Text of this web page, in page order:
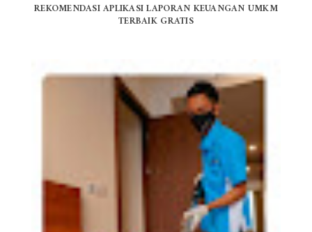
REKOMENDASI APLIKASI LAPORAN KEUANGAN UMKM
TERBAIK GRATIS